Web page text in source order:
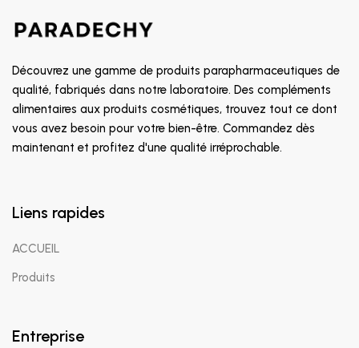
Découvrez une gamme de produits parapharmaceutiques de
qualité, fabriqués dans notre laboratoire. Des compléments
alimentaires aux produits cosmétiques, trouvez tout ce dont
vous avez besoin pour votre bien-être. Commandez dès
maintenant et profitez d'une qualité irréprochable.
Liens rapides
ACCUEIL
Produits
Entreprise